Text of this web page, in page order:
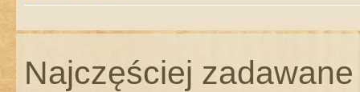
Najczęściej